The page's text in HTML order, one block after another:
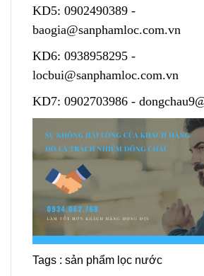
KD5: 0902490389 -
baogia@sanphamloc.com.vn
KD6: 0938958295 -
locbui@sanphamloc.com.vn
KD7: 0902703986 -
Tags : sản phẩm lọc nước